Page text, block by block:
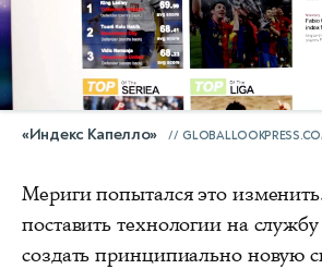
«Индекс Капелло»
Мериги попытался это
поставить технологии на
создать принципиально новую